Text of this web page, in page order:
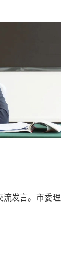
流发言。市委理